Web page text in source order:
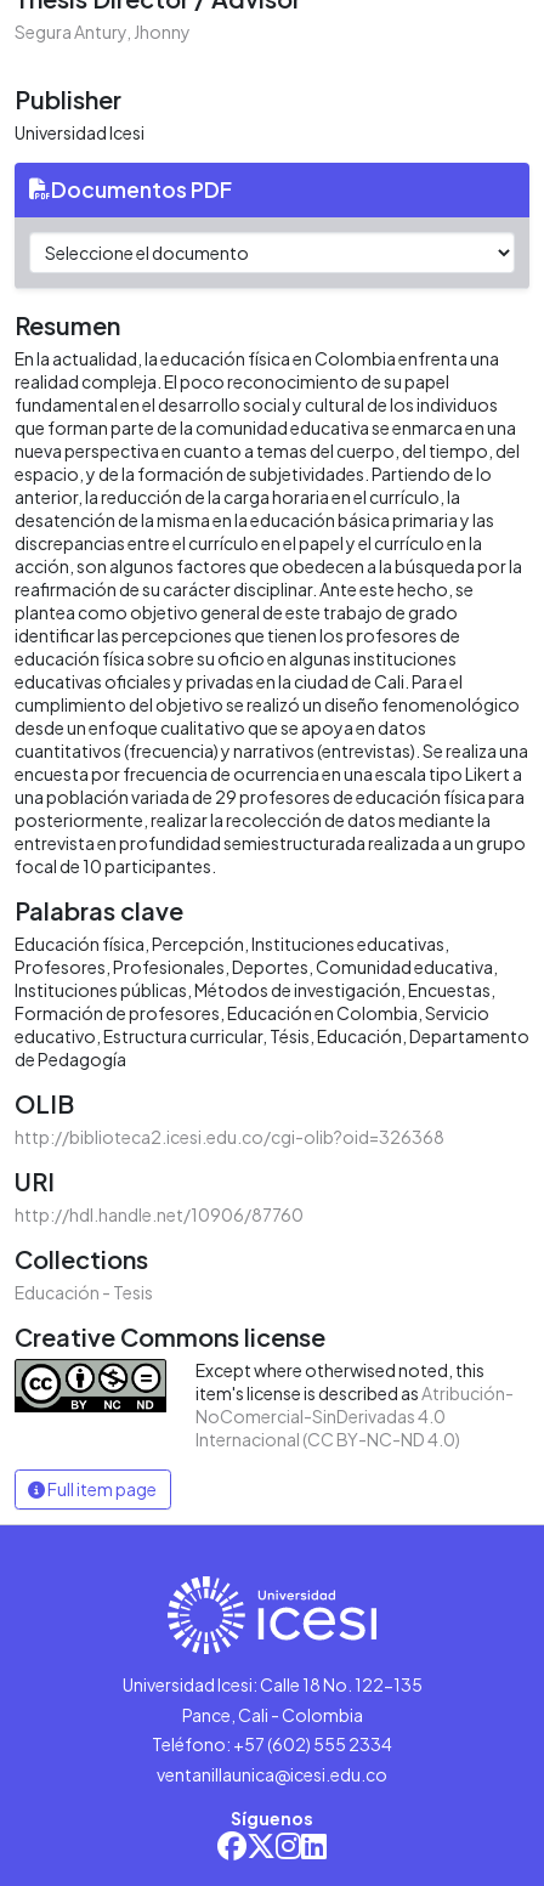
Segura Antury, Jhonny
Publisher
Universidad Icesi
Documentos PDF
Resumen
En la actualidad, la educación física en Colombia enfrenta una
realidad compleja. El poco reconocimiento de su papel
fundamental en el desarrollo social y cultural de los individuos
que forman parte de la comunidad educativa se enmarca en una
nueva perspectiva en cuanto a temas del cuerpo, del tiempo, del
espacio, y de la formación de subjetividades. Partiendo de lo
anterior, la reducción de la carga horaria en el currículo, la
desatención de la misma en la educación básica primaria y las
discrepancias entre el currículo en el papel y el currículo en la
acción, son algunos factores que obedecen a la búsqueda por la
reafirmación de su carácter disciplinar. Ante este hecho, se
plantea como objetivo general de este trabajo de grado
identificar las percepciones que tienen los profesores de
educación física sobre su oficio en algunas instituciones
educativas oficiales y privadas en la ciudad de Cali. Para el
cumplimiento del objetivo se realizó un diseño fenomenológico
desde un enfoque cualitativo que se apoya en datos
cuantitativos (frecuencia) y narrativos (entrevistas). Se realiza una
encuesta por frecuencia de ocurrencia en una escala tipo Likert a
una población variada de 29 profesores de educación física para
posteriormente, realizar la recolección de datos mediante la
entrevista en profundidad semiestructurada realizada a un grupo
focal de 10 participantes.
Palabras clave
Educación física Percepción Instituciones educativas
Profesores Profesionales Deportes Comunidad educativa
Instituciones públicas Métodos de investigación Encuestas
Formación de profesores Educación en Colombia Servicio
educativo Estructura curricular Tésis Educación Departamento
de Pedagogía
OLIB
http://biblioteca2.icesi.edu.co/cgi-olib?oid=326368
URI
http://hdl.handle.net/10906/87760
Collections
Educación - Tesis
Creative Commons license
Except where otherwised noted, this
item's license is described asAtribución-
NoComercial-SinDerivadas 4.0
Internacional (CC BY-NC-ND 4.0)
Full item page
Universidad Icesi: Calle 18 No. 122-135
Pance, Cali - Colombia
Teléfono: +57 (602) 555 2334
ventanillaunica@icesi.edu.co
Síguenos